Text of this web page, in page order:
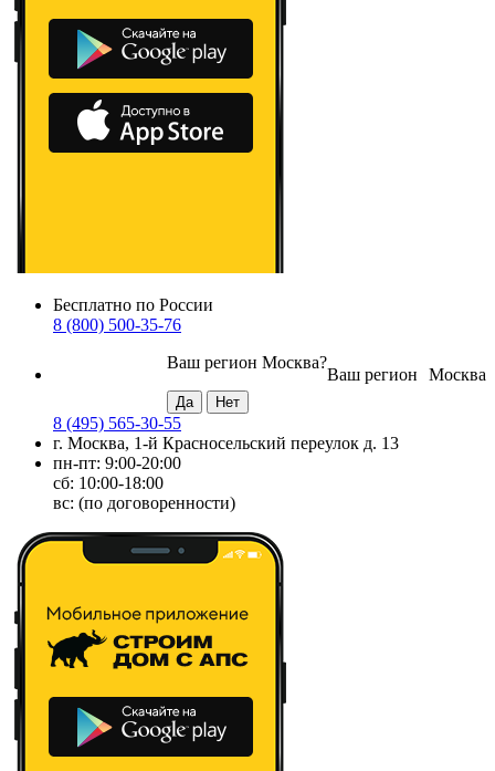
Бесплатно по России
8 (800) 500-35-76
Москва
Ваш регион
Ваш регион Москва?
8 (495) 565-30-55
г. Москва, 1-й Красносельский переулок д. 13
пн-пт: 9:00-20:00
сб: 10:00-18:00
вс: (по договоренности)